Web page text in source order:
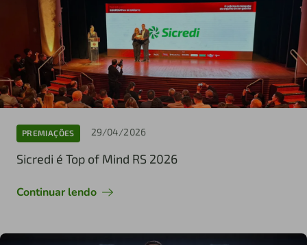
PREMIAÇÕES 29/04/2026
Sicredi é Top of Mind RS 2026
Continuar lendo